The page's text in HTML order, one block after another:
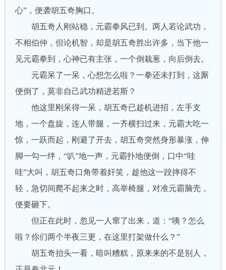
心”，便袭胡五奇胸口。
胡五奇人刚站稳，元霸拳风已到。两人若论武功，
不相伯仲，但论机智，却是胡五奇胜出许多，当下他一
见元霸拳到，心神已有主张，一个倒栽葱，向后倒去。
元霸呆了一呆，心想怎么啦？一拳还未打到，这厮
便倒了，莫非自己武功精进若斯？
他这里刚呆得一呆，胡五奇已趁机进招，左手支
地，一个盘旋，连人带腿，一齐横扫过来，元霸大吃一
惊，一跃而起，刚避了开去，胡五奇突然身形暴涨，伸
脚一勾一绊，“叭”地一声，元霸扑地便倒，口中“哇
哇”大叫，胡五奇口角带着奸笑，趁他这一跤摔得不
轻，急切间爬不起来之时，高举椅腿，对准元霸脑壳，
便要砸下。
但正在此时，忽见一人窜了出来，道：“咦？怎么
啦？你们两个半夜三更，在这里打架做什么？”
胡五奇抬头一看，暗叫糟糕，原来来的不是别人，